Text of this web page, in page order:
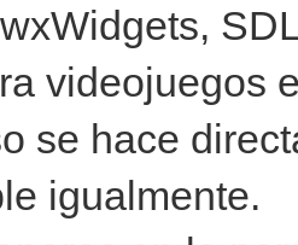
videojuegos
se hace
igualmente.